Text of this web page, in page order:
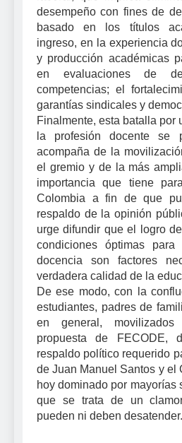
desempeño con fines de
basado en los títulos
ingreso, en la experiencia
y producción académicas
en evaluaciones de
competencias; el
garantías sindicales y
Finalmente, esta batalla por
la profesión docente se
acompaña de la
el gremio y de la más
importancia que tiene
Colombia a fin de que
respaldo de la opinión
urge difundir que el logro
condiciones óptimas
docencia son factores
verdadera calidad de la
De ese modo, con la
estudiantes, padres de
en general,
propuesta de FECODE,
respaldo político requerido
de Juan Manuel Santos y el
hoy dominado por mayorías
que se trata de un
pueden ni deben desatender.